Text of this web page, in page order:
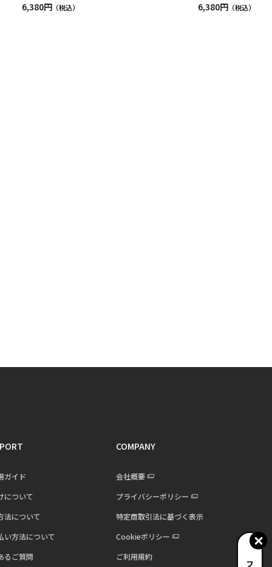
6,380円
6,380円
ガイド
について
法について
い方法について
るご質問
COMPANY
会社概要
プライバシーポリシー
特定商取引法に基づく表示
Cookieポリシー
ご利用規約